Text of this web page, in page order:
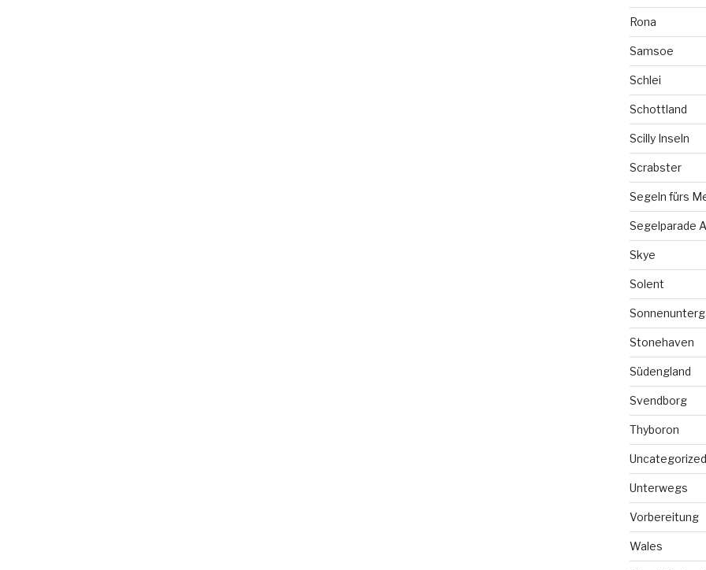
Rona
Samsoe
Schlei
Schottland
Scilly Inseln
Scrabster
Segeln fürs
Segelparade
Skye
Solent
Stonehaven
Südengland
Svendborg
Thyboron
Uncategorized
Unterwegs
Vorbereitung
Wales